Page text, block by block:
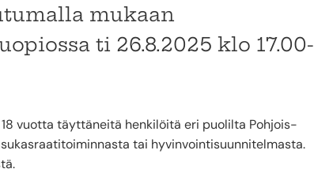
mukaan
ti 26.8.2025 klo 17.00-
vuotta täyttäneitä henkilöitä eri puolilta Pohjois-
tai hyvinvointisuunnitelmasta.